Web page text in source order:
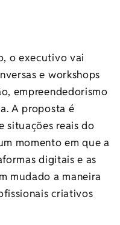
o executivo vai
e workshops
empreendedorismo
A proposta é
situações reais do
momento em que a
digitais e as
mudado a maneira
criativos